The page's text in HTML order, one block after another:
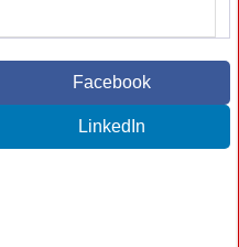
Facebook
LinkedIn